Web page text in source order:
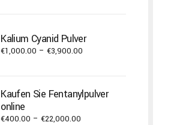
€5,650.00
Kalium Cyanid Pulver
€1,000.00 – €3,900.00
through
€3,900.00
Kaufen Sie Fentanylpulver
online
€400.00 – €22,000.00